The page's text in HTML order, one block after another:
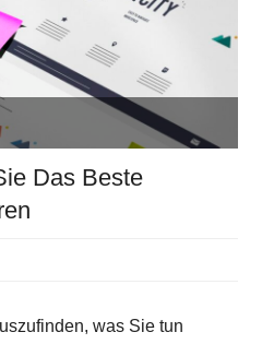
Das Beste
was Sie tun